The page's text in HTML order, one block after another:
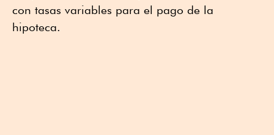
con tasas variables para el pago de la
hipoteca.